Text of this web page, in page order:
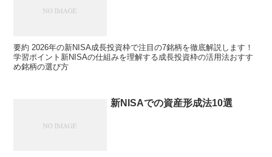
要約 2026年の新NISA成長投資枠で注目の7銘柄を徹底解説します！
学習ポイント新NISAの仕組みを理解する成長投資枠の活用法おすす
め銘柄の選び方
新NISAでの資産形成法10選